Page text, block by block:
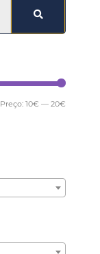
Preço: 10€ — 20€